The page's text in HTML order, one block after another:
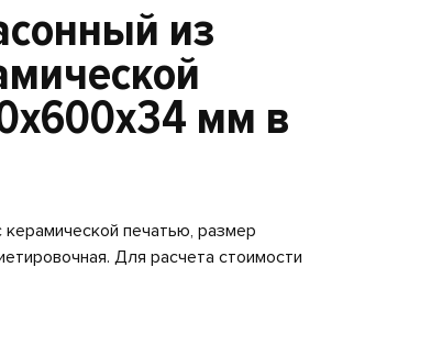
из
мм в
печатью, размер
Для расчета стоимости